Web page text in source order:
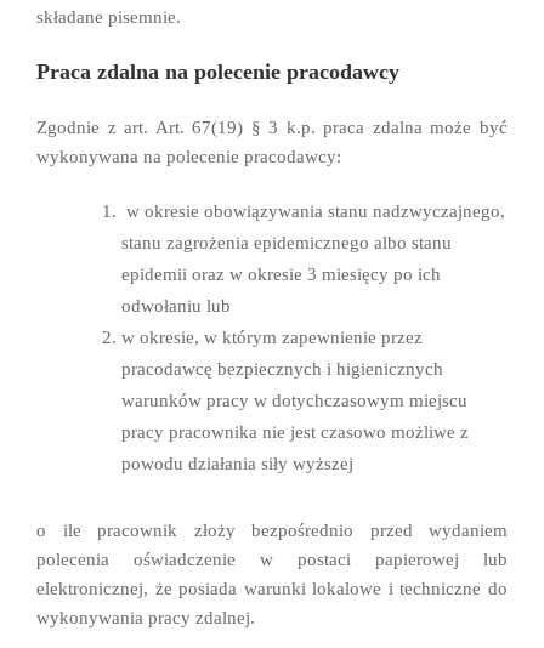
składane pisemnie.
Praca zdalna na polecenie pracodawcy
Zgodnie z art. Art. 67(19) § 3 k.p. praca zdalna może być
wykonywana na polecenie pracodawcy:
w okresie obowiązywania stanu nadzwyczajnego,
stanu zagrożenia epidemicznego albo stanu
epidemii oraz w okresie 3 miesięcy po ich
odwołaniu lub
w okresie, w którym zapewnienie przez
pracodawcę bezpiecznych i higienicznych
warunków pracy w dotychczasowym miejscu
pracy pracownika nie jest czasowo możliwe z
powodu działania siły wyższej
o ile pracownik złoży bezpośrednio przed wydaniem
polecenia oświadczenie w postaci papierowej lub
elektronicznej, że posiada warunki lokalowe i techniczne do
wykonywania pracy zdalnej.